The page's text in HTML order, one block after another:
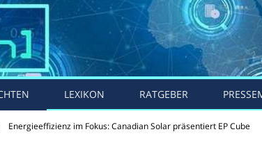
LEXIKON RATGEBER
Energieeffizienz im Fokus: Canadian Solar präsentiert EP Cube